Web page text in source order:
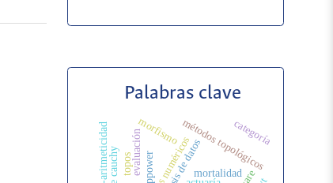
Palabras clave
mortalidad
evaluación métodos topológicos
ppower
no-aritmeticidad categoría
morfismo
topos